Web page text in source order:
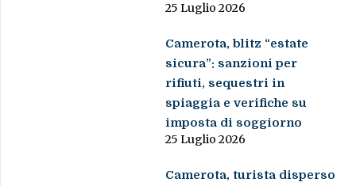
25 Luglio 2026
Camerota, blitz “estate
sicura”: sanzioni per
rifiuti, sequestri in
spiaggia e verifiche su
imposta di soggiorno
25 Luglio 2026
Camerota, turista disperso